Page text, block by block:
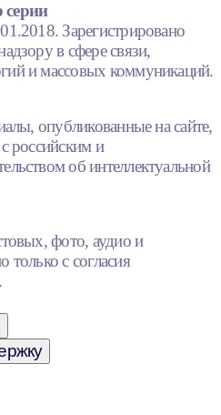
Зарегистрировано
в сфере связи,
и массовых коммуникаций.
опубликованные на сайте,
российским и
об интеллектуальной
фото, аудио и
только с согласия